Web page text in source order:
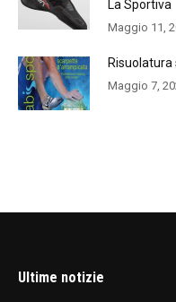
La Sportiva
Maggio 11,
Maggio 7,
Ultime notizie